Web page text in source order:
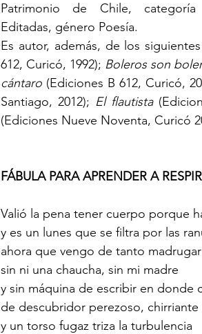
Patrimonio de Chile, categoría
Editadas, género Poesía.
Es autor, además, de los
612, Curicó, 1992); Boleros son
cántaro (Ediciones B 612, Curicó,
Santiago, 2012); El flautista
(Ediciones Nueve Noventa, Curicó
FÁBULA PARA APRENDER A
Valió la pena tener cuerpo porque
y es un lunes que se filtra por las
ahora que vengo de tanto madrugar
sin ni una chaucha, sin mi madre
y sin máquina de escribir en donde
de descubridor perezoso,
y un torso fugaz triza la turbulencia